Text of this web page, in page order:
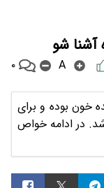
آشنا شو
A ۰
خون بوده و برای
در ادامه خواص